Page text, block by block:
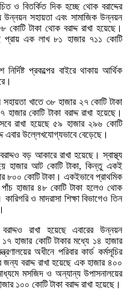
ও বিতর্কিত দিক হচ্ছে থোক বরাদ্দের
উন্নয়ন সহায়তা এবং সামাজিক উন্নয়ন
টাকা থোক বরাদ্দ রাখা হয়েছে।
প্রায় এক লাখ ৮১ হাজার ৭১১ কোটি
প্রকল্পের বাইরে থাকায় আর্থিক
খাতে ৩৮ হাজার ২৭ কোটি টাকা
কোটি টাকা বরাদ্দ রাখা হয়েছে।
রাখা হয়েছে ৫৯ হাজার ২৯৬ কোটি
এবার উল্লেখযোগ্যভাবে বেড়েছে।
বড় আকারে রাখা হয়েছে। স্বাস্থ্য
ছয় হাজার আট কোটি টাকা, কিন্তু একই
৮০০ কোটি টাকা। একইভাবে প্রাথমিক
পাঁচ হাজার ৪৮ কোটি টাকা হলেও থোক
ও মাদরাসা শিক্ষা বিভাগেও তিন
রাখা হয়েছে এবারের উন্নয়ন
হাজার কোটি টাকার মধ্যে ১৪ হাজার
অধীনে পরিবার কার্ড কর্মসূচির
বরাদ্দ রাখা হয়েছে এক হাজার ৪০০
মসজিদ ও অন্যান্য উপাসনালয়ের
১০০ কোটি টাকা বরাদ্দ রাখা হয়েছে।